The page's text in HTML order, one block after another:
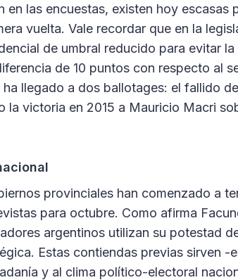
en las encuestas, existen hoy escasas
vuelta. Vale recordar que en la
de umbral reducido para evitar
de 10 puntos con respecto al
llegado a dos ballotages: el fallido
la victoria en 2015 a Mauricio Macri
provinciales han comenzado a
para octubre. Como afirma
argentinos utilizan su potestad
Estas contiendas previas sirven -
y al clima político-electoral